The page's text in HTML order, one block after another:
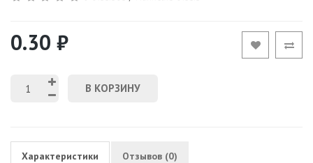
0.30 ₽
В КОРЗИНУ
Характеристики Отзывов (0)